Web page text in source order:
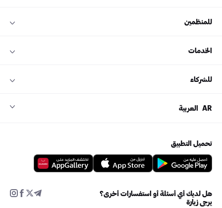
للمنظمين
الخدمات
للشركاء
AR العربية
تحميل التطبيق
هل لديك أي أسئلة أو استفسارات أخرى؟
يرجى زيارة